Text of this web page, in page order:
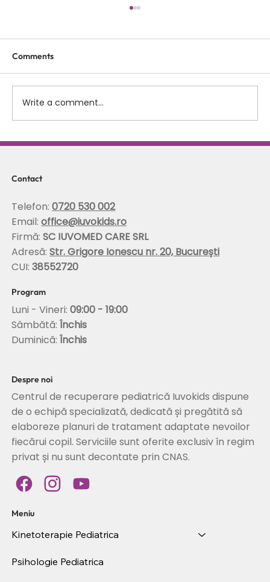
Scolioza la copii: rolul terapiei Schroth in
coloanei
Comments
Write a comment...
Meniu
Kinetoterapie Pediatrica
Psihologie Pediatrica
Despre noi
Centrul de recuperare pediatrică Iuvokids dispune
de o echipă specializată, dedicată și pregătită să
elaboreze planuri de tratament adaptate nevoilor
fiecărui copil. Serviciile sunt oferite exclusiv în regim
privat și nu sunt decontate prin CNAS.
Program
Luni - Vineri:09:00 - 19:00
Sâmbătă:Închis
Duminică: Închis
Contact
Telefon:0720 530 002
Email:office@iuvokids.ro
Firmă:SC IUVOMED CARE SRL
Adresă:Str. Grigore Ionescu nr. 20, București
CUI:38552720